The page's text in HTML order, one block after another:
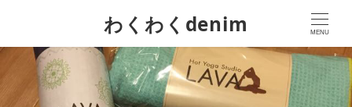
わくわくdenim MENU